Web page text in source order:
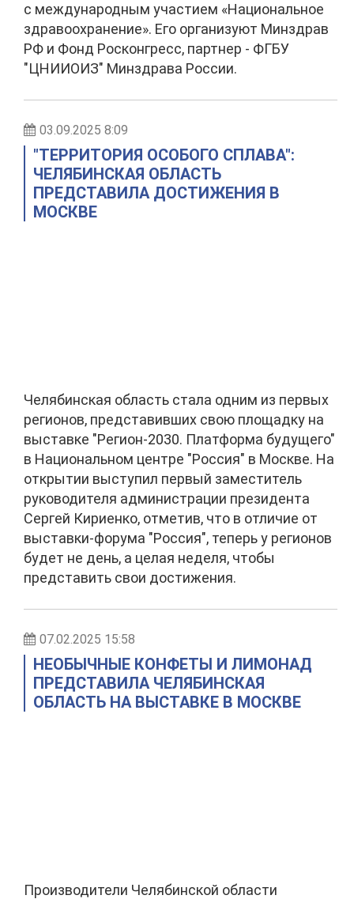
с международным участием «Национальное
здравоохранение». Его организуют Минздрав
РФ и Фонд Росконгресс, партнер - ФГБУ
"ЦНИИОИЗ" Минздрава России.
03.09.2025 8:09
"ТЕРРИТОРИЯ ОСОБОГО СПЛАВА":
ЧЕЛЯБИНСКАЯ ОБЛАСТЬ
ПРЕДСТАВИЛА ДОСТИЖЕНИЯ В
МОСКВЕ
Челябинская область стала одним из первых
регионов, представивших свою площадку на
выставке "Регион-2030. Платформа будущего"
в Национальном центре "Россия" в Москве. На
открытии выступил первый заместитель
руководителя администрации президента
Сергей Кириенко, отметив, что в отличие от
выставки-форума "Россия", теперь у регионов
будет не день, а целая неделя, чтобы
представить свои достижения.
07.02.2025 15:58
НЕОБЫЧНЫЕ КОНФЕТЫ И ЛИМОНАД
ПРЕДСТАВИЛА ЧЕЛЯБИНСКАЯ
ОБЛАСТЬ НА ВЫСТАВКЕ В МОСКВЕ
Производители Челябинской области